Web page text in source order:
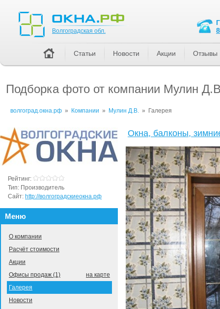
Подборка фото от компании Мулин
волгоград.окна.рф » Компании » Мулин Д.В. » Галерея
Окна, балконы,
Рейтинг:
Тип: Производитель
Сайт: http://волгоградскиеокна.рф
Меню
О компании
Расчёт стоимости
Акции
на карте
Офисы продаж (1)
Галерея
Новости
Волгоградская обл.
Статьи Новости Акции Отзывы